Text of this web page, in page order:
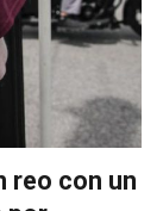
reo con un